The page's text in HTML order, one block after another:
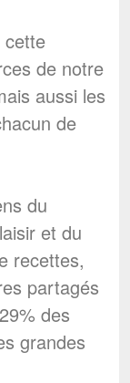
cette
de notre
aussi les
de
du
et du
recettes,
partagés
des
grandes